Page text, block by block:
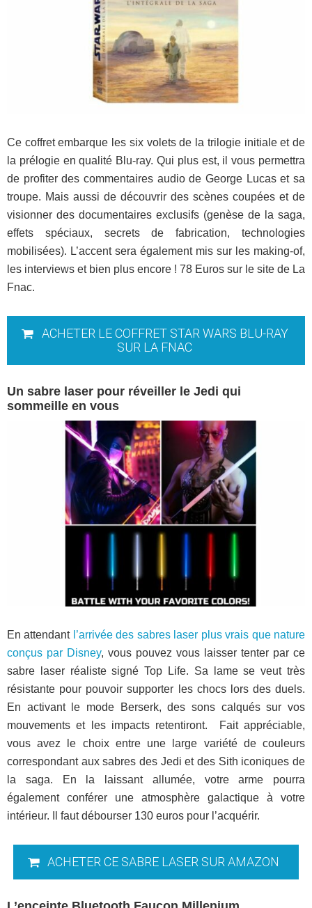
Ce coffret embarque les six volets de la trilogie initiale et de
la prélogie en qualité Blu-ray. Qui plus est, il vous permettra
de profiter des commentaires audio de George Lucas et sa
troupe. Mais aussi de découvrir des scènes coupées et de
visionner des documentaires exclusifs (genèse de la saga,
effets spéciaux, secrets de fabrication, technologies
mobilisées). L’accent sera également mis sur les making-of,
les interviews et bien plus encore ! 78 Euros sur le site de La
Fnac.
ACHETER LE COFFRET STAR WARS BLU-RAY
SUR LA FNAC
Un sabre laser pour réveiller le Jedi qui
sommeille en vous
En attendantl’arrivée des sabres laser plus vrais que nature
conçus par Disney, vous pouvez vous laisser tenter par ce
sabre laser réaliste signé Top Life. Sa lame se veut très
résistante pour pouvoir supporter les chocs lors des duels.
En activant le mode Berserk, des sons calqués sur vos
mouvements et les impacts retentiront. Fait appréciable,
vous avez le choix entre une large variété de couleurs
correspondant aux sabres des Jedi et des Sith iconiques de
la saga. En la laissant allumée, votre arme pourra
également conférer une atmosphère galactique à votre
intérieur. Il faut débourser 130 euros pour l’acquérir.
ACHETER CE SABRE LASER SUR AMAZON